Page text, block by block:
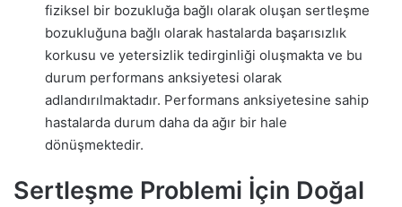
fiziksel bir bozukluğa bağlı olarak oluşan sertleşme
bozukluğuna bağlı olarak hastalarda başarısızlık
korkusu ve yetersizlik tedirginliği oluşmakta ve bu
durum performans anksiyetesi olarak
adlandırılmaktadır. Performans anksiyetesine sahip
hastalarda durum daha da ağır bir hale
dönüşmektedir.
Sertleşme Problemi İçin Doğal